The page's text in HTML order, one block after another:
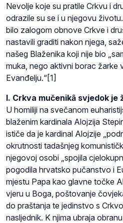
Nevolje koje su pratile Crkvu i
odrazile su se i u njegovu
bilo zalogom obnove Crkve i
nastavili graditi nakon njega,
našeg Blaženika koji nije bio
muka, nego aktivni borac žarke
Evanđelju.“[1]
I. Crkva mučenikȃ svjedok je
U homiliji na svečanom
blaženim kardinala Alojzija
ističe da je kardinal Alojzije
okrutnosti tadašnjeg
njegovoj osobi „spojila
pogodila hrvatsko pučanstvo i
mjestu Papa kao glavne točke
vjeru u Boga, poštovanje
do praštanja te jedinstvo s
nasljednik. K njima ubraja